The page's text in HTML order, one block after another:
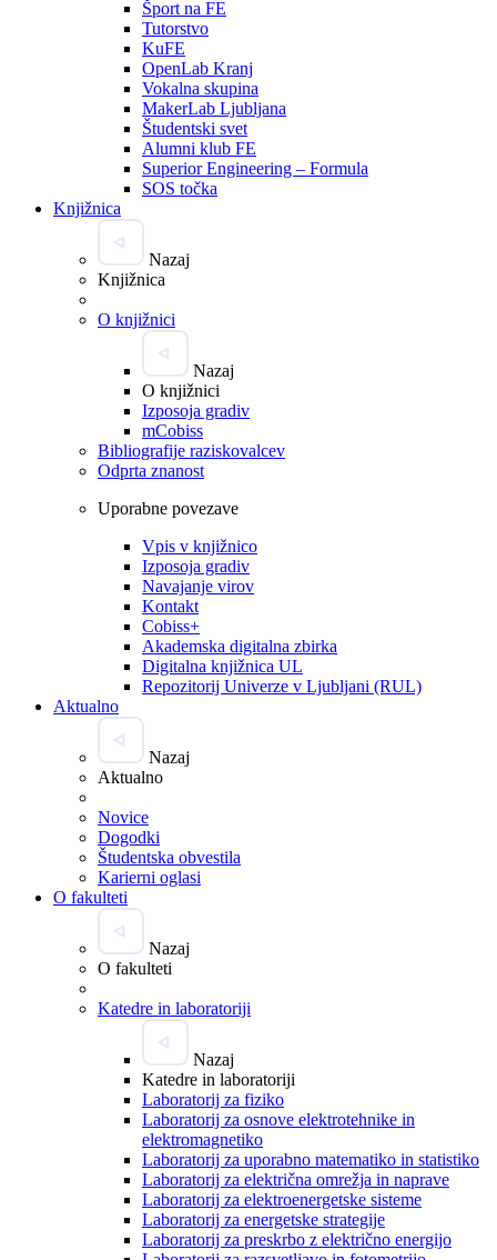
Šport na FE
Tutorstvo
KuFE
OpenLab Kranj
Vokalna skupina
MakerLab Ljubljana
Študentski svet
Alumni klub FE
Superior Engineering – Formula
SOS točka
Knjižnica
Nazaj
Knjižnica
O knjižnici
Nazaj
O knjižnici
Izposoja gradiv
mCobiss
Bibliografije raziskovalcev
Odprta znanost
Uporabne povezave
Vpis v knjižnico
Izposoja gradiv
Navajanje virov
Kontakt
Cobiss+
Akademska digitalna zbirka
Digitalna knjižnica UL
Repozitorij Univerze v Ljubljani (RUL)
Aktualno
Nazaj
Aktualno
Novice
Dogodki
Študentska obvestila
Karierni oglasi
O fakulteti
Nazaj
O fakulteti
Katedre in laboratoriji
Nazaj
Katedre in laboratoriji
Laboratorij za fiziko
Laboratorij za osnove elektrotehnike in
elektromagnetiko
Laboratorij za uporabno matematiko in statistiko
Laboratorij za električna omrežja in naprave
Laboratorij za elektroenergetske sisteme
Laboratorij za energetske strategije
Laboratorij za preskrbo z električno energijo